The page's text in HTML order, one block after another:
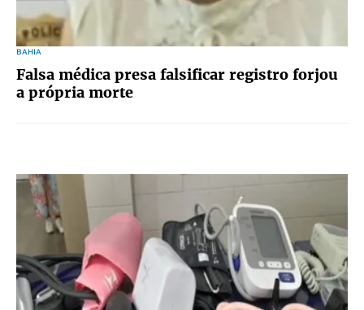
BAHIA
Falsa médica presa falsificar registro forjou
a própria morte